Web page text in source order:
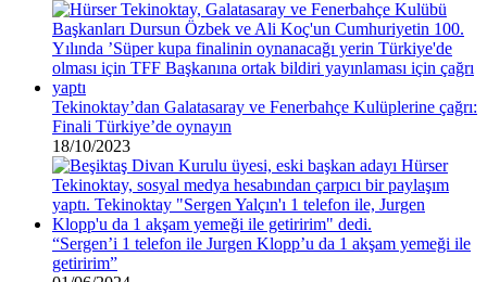
Tekinoktay’dan Galatasaray ve Fenerbahçe Kulüplerine çağrı:
Finali Türkiye’de oynayın
18/10/2023
“Sergen’i 1 telefon ile Jurgen Klopp’u da 1 akşam yemeği ile
getiririm”